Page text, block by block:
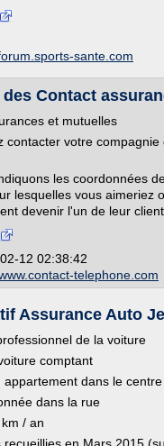
sante.com
Contact
et mutuelles
contacter votre
les coordonnées
lesquelles vous aimeriez
devenir l'un de leur
12 02:38:42
telephone.com
Assurance Auto
de la voiture
comptant
appartement dans le
dans la rue
/ an